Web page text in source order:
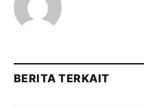
BERITA TERKAIT